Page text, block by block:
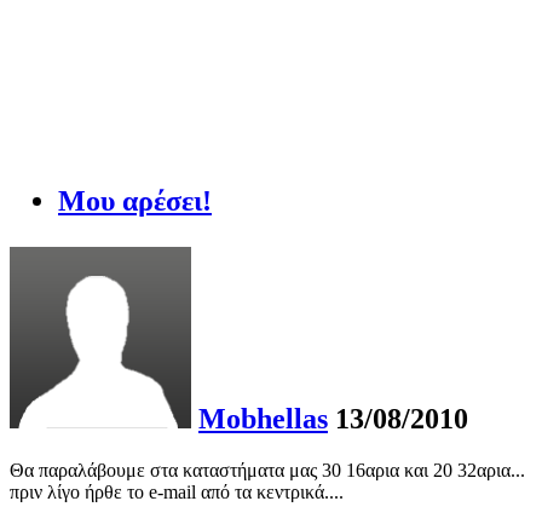
Μου αρέσει!
Mobhellas 13/08/2010
Θα παραλάβουμε στα καταστήματα μας 30 16αρια και 20 32αρια...
πριν λίγο ήρθε το e-mail από τα κεντρικά....